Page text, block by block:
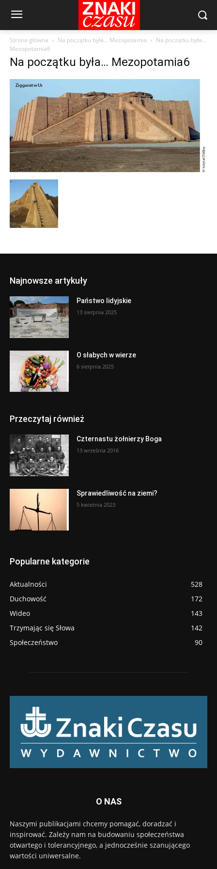
Strona główna Na początku była… Mezopotamia
Na początku była…
Mezopotamia6
Na początku była… Mezopotamia6
Najnowsze artykuły
Państwo lidyjskie
13 sierpnia 2025
O słabych w wierze
6 sierpnia 2025
Przeczytaj również
Czternastu żołnierzy Boga
13 września 2016
Sprawiedliwość na ziemi?
5 kwietnia 2023
Popularne kategorie
Aktualności
528
Duchowość
172
Wideo
143
Trzymając się Słowa
142
Społeczeństwo
90
O NAS
Naszymi publikacjami chcemy pomagać, doradzać i
inspirować. Zależy nam na budowaniu społeczeństwa
otwartego i tolerancyjnego, a jednocześnie szanującego
wartości uniwersalne.